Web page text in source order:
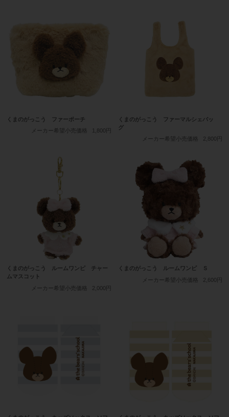
くまのがっこう ファーポーチ
メーカー希望小売価格
1,800円
くまのがっこう ファーマルシェバッ
グ
メーカー希望小売価格
2,800円
くまのがっこう ルームワンピ チャー
ムマスコット
メーカー希望小売価格
2,000円
くまのがっこう ルームワンピ Ｓ
メーカー希望小売価格
2,600円